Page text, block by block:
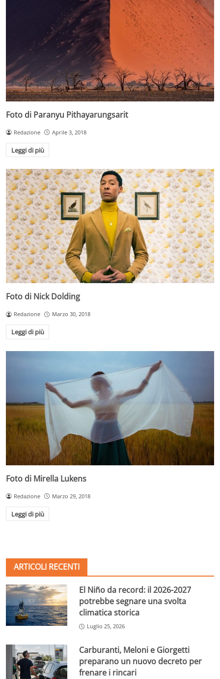
Foto di Paranyu Pithayarungsarit
Redazione Aprile 3, 2018
Leggi di più
Foto di Nick Dolding
Redazione Marzo 30, 2018
Leggi di più
Foto di Mirella Lukens
Redazione Marzo 29, 2018
Leggi di più
ARTICOLI RECENTI
El Niño da record: il 2026-2027
potrebbe segnare una svolta
climatica storica
Luglio 25, 2026
Carburanti, Meloni e Giorgetti
preparano un nuovo decreto per
frenare i rincari